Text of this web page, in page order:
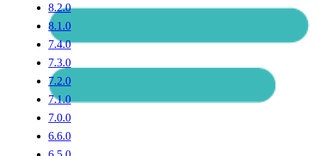
8.2.0
8.1.0
7.4.0
7.3.0
7.2.0
7.1.0
7.0.0
6.6.0